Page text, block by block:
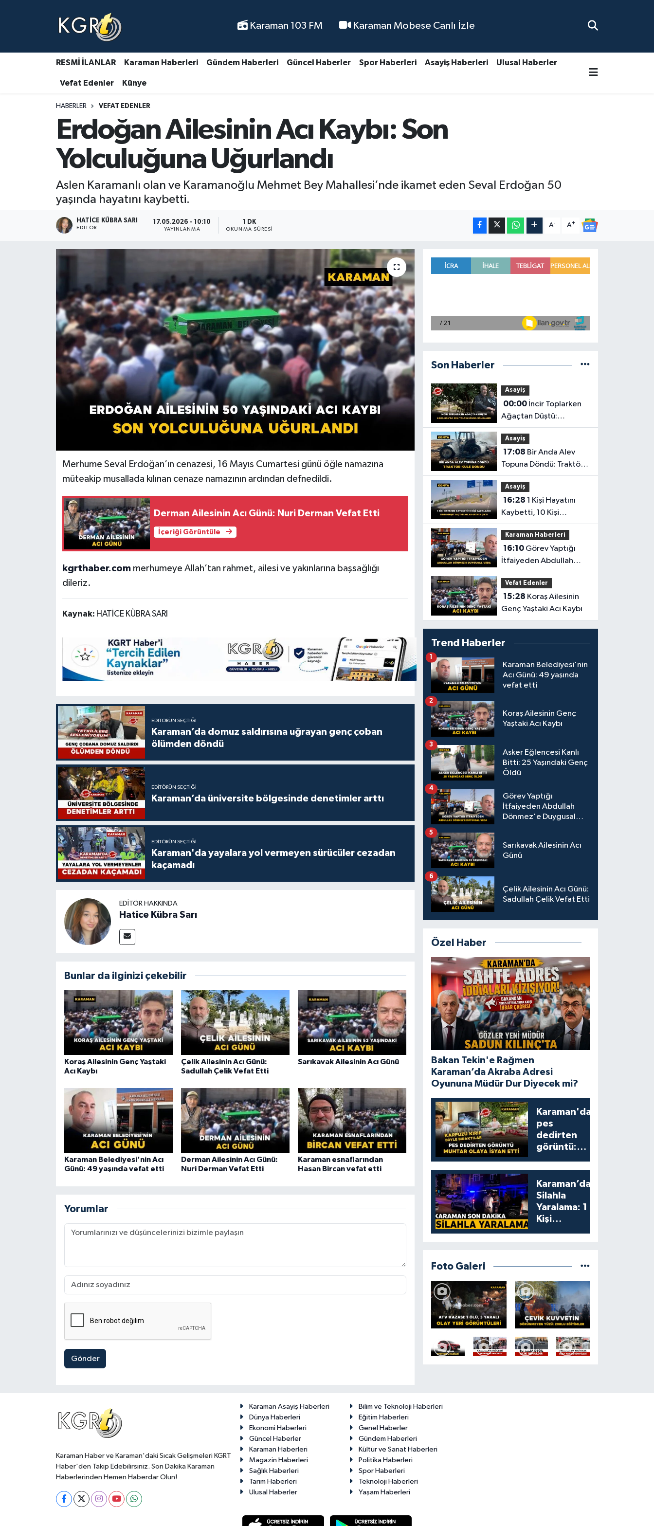
Karaman 103 FM Karaman Mobese Canlı İzle
RESMİ İLANLAR Karaman Haberleri Gündem Haberleri Güncel Haberler Spor Haberleri Asayiş Haberleri Ulusal Haberler
Vefat Edenler Künye
HABERLER VEFAT EDENLER
Erdoğan Ailesinin Acı Kaybı: Son
Yolculuğuna Uğurlandı
Aslen Karamanlı olan ve Karamanoğlu Mehmet Bey Mahallesi’nde ikamet eden Seval Erdoğan 50
yaşında hayatını kaybetti.
HATICE KÜBRA SARI
EDITÖR
17.05.2026 - 10:10
YAYINLANMA
1 DK
OKUNMA SÜRESI
A- A+
Merhume Seval Erdoğan’ın cenazesi, 16 Mayıs Cumartesi günü öğle namazına
müteakip musallada kılınan cenaze namazının ardından defnedildi.
Derman Ailesinin Acı Günü: Nuri Derman Vefat Etti
İçeriği Görüntüle
kgrthaber.commerhumeye Allah’tan rahmet, ailesi ve yakınlarına başsağlığı
dileriz.
Kaynak: HATİCE KÜBRA SARI
EDITÖRÜN SEÇTIĞI
Karaman’da domuz saldırısına uğrayan genç çoban
ölümden döndü
EDITÖRÜN SEÇTIĞI
Karaman’da üniversite bölgesinde denetimler arttı
EDITÖRÜN SEÇTIĞI
Karaman'da yayalara yol vermeyen sürücüler cezadan
kaçamadı
EDITÖR HAKKINDA
Hatice Kübra Sarı
Bunlar da ilginizi çekebilir
Koraş Ailesinin Genç Yaştaki
Acı Kaybı
Çelik Ailesinin Acı Günü:
Sadullah Çelik Vefat Etti
Sarıkavak Ailesinin Acı Günü
Karaman Belediyesi'nin Acı
Günü: 49 yaşında vefat etti
Derman Ailesinin Acı Günü:
Nuri Derman Vefat Etti
Karaman esnaflarından
Hasan Bircan vefat etti
Yorumlar
Gönder
Son Haberler
Asayiş
00:00İncir Toplarken
Ağaçtan Düştü:
Karaman'da Son
Yolculuğuna Uğurlandı
Asayiş
17:08
Topuna Döndü: Traktör
Küle Döndü
Asayiş
16:28
Kaybetti, 10 Kişi
Yaralandı! Tırın Dehşet
Saçtığı Anlar Ortaya
Çıktı
Karaman Haberleri
16:10Görev Yaptığı
İtfaiyeden Abdullah
Dönmez'e Duygusal
Veda
Vefat Edenler
15:28
Genç Yaştaki Acı Kaybı
Trend Haberler
Karaman Belediyesi'nin
Acı Günü: 49 yaşında
vefat etti
1
Koraş Ailesinin Genç
Yaştaki Acı Kaybı
2
Asker Eğlencesi Kanlı
Bitti: 25 Yaşındaki Genç
Öldü
3
Görev Yaptığı
İtfaiyeden Abdullah
Dönmez'e Duygusal
4
Sarıkavak Ailesinin Acı
Günü
5
Çelik Ailesinin Acı Günü:
Sadullah Çelik Vefat Etti
6
Özel Haber
Bakan Tekin'e Rağmen
Karaman’da Akraba Adresi
Oyununa Müdür Dur Diyecek mi?
Karaman'da
pes
dedirten
görüntü:
yumruklayıp
yediler,
artıklarını
kamelyada
bıraktılar
Karaman’da
Silahla
Yaralama: 1
Kişi
Foto Galeri
Karaman Haber ve Karaman'daki Sıcak Gelişmeleri KGRT
Haber'den Takip Edebilirsiniz. Son Dakika Karaman
Haberlerinden Hemen Haberdar Olun!
Karaman Asayiş Haberleri
Bilim ve Teknoloji Haberleri
Dünya Haberleri
Eğitim Haberleri
Ekonomi Haberleri
Genel Haberler
Güncel Haberler
Gündem Haberleri
Karaman Haberleri
Kültür ve Sanat Haberleri
Magazin Haberleri
Politika Haberleri
Sağlık Haberleri
Spor Haberleri
Tarım Haberleri
Teknoloji Haberleri
Ulusal Haberler
Yaşam Haberleri
Karaman Haberleri
Gündem Haberleri
Güncel Haberler
Asayiş Haberleri
Ulusal Haberler
Vefat Edenler